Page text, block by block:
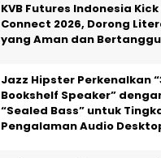
KVB Futures Indonesia
Connect 2026, Dorong
yang Aman dan
Jazz Hipster Perkenalkan
Bookshelf Speaker”
“Sealed Bass” untuk
Pengalaman Audio